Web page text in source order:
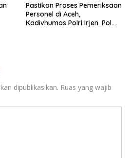
Pastikan Proses Pemeriksaan
Personel di Aceh,
Kadivhumas Polri Irjen. Pol.
dipublikasikan. Ruas yang wajib